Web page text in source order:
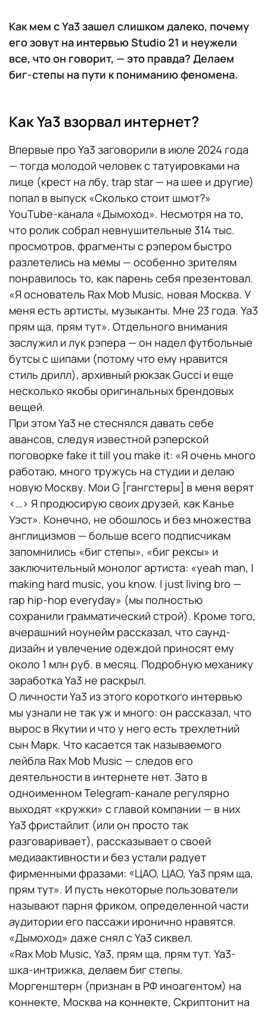
Как мем с Ya3 зашел слишком далеко, почему
его зовут на интервью Studio 21 и неужели
все, что он говорит, — это правда? Делаем
биг-степы на пути к пониманию феномена.
Как Ya3 взорвал интернет?
Впервые про Ya3 заговорили в июле 2024 года
— тогда молодой человек с татуировками на
лице (крест на лбу, trap star — на шее и другие)
попал в выпуск «Сколько стоит шмот?»
YouTube-канала «Дымоход». Несмотря на то,
что ролик собрал невнушительные 314 тыс.
просмотров, фрагменты с рэпером быстро
разлетелись на мемы — особенно зрителям
понравилось то, как парень себя презентовал.
«Я основатель Rax Mob Music, новая Москва. У
меня есть артисты, музыканты. Мне 23 года. Ya3
прям ща, прям тут». Отдельного внимания
заслужил и лук рэпера — он надел футбольные
бутсы с шипами (потому что ему нравится
стиль дрилл), архивный рюкзак Gucci и еще
несколько якобы оригинальных брендовых
вещей.
При этом Ya3 не стеснялся давать себе
авансов, следуя известной рэперской
поговорке fake it till you make it: «Я очень много
работаю, много тружусь на студии и делаю
новую Москву. Мои G [гангстеры] в меня верят
<…> Я продюсирую своих друзей, как Канье
Уэст». Конечно, не обошлось и без множества
англицизмов — больше всего подписчикам
запомнились «биг степы», «биг рексы» и
заключительный монолог артиста: «yeah man, I
making hard music, you know. I just living bro —
rap hip-hop everyday» (мы полностью
сохранили грамматический строй). Кроме того,
вчерашний ноунейм рассказал, что саунд-
дизайн и увлечение одеждой приносят ему
около 1 млн руб. в месяц. Подробную механику
заработка Ya3 не раскрыл.
О личности Ya3 из этого короткого интервью
мы узнали не так уж и много: он рассказал, что
вырос в Якутии и что у него есть трехлетний
сын Марк. Что касается так называемого
лейбла Rax Mob Music — следов его
деятельности в интернете нет. Зато в
одноименном Telegram-канале регулярно
выходят «кружки» с главой компании — в них
Ya3 фристайлит (или он просто так
разговаривает), рассказывает о своей
медиаактивности и без устали радует
фирменными фразами: «ЦАО, ЦАО, Ya3 прям ща,
прям тут». И пусть некоторые пользователи
называют парня фриком, определенной части
аудитории его пассажи иронично нравятся.
«Дымоход» даже снял с Ya3 сиквел.
«Rax Mob Music, Ya3, прям ща, прям тут. Ya3-
шка-интрижка, делаем биг степы.
Моргенштерн (признан в РФ иноагентом) на
коннекте, Москва на коннекте, Скриптонит на